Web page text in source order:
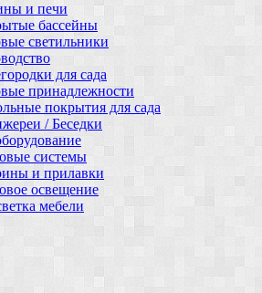
и печи
бассейны
светильники
для сада
принадлежности
покрытия для сада
/ Беседки
системы
и прилавки
освещение
мебели